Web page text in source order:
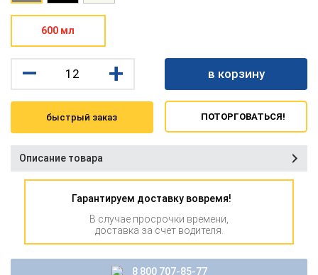
600 мл
– + в корзину
быстрый заказ ПОТОРГОВАТЬСЯ!
Описание товара
Гарантируем доставку вовремя!
В случае просрочки времени,
доставка за счет водителя.
8 800 707-85-77